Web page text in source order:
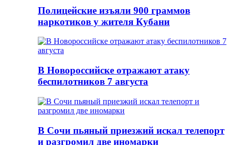
Полицейские изъяли 900 граммов
наркотиков у жителя Кубани
В Новороссийске отражают атаку
беспилотников 7 августа
В Сочи пьяный приезжий искал телепорт
и разгромил две иномарки